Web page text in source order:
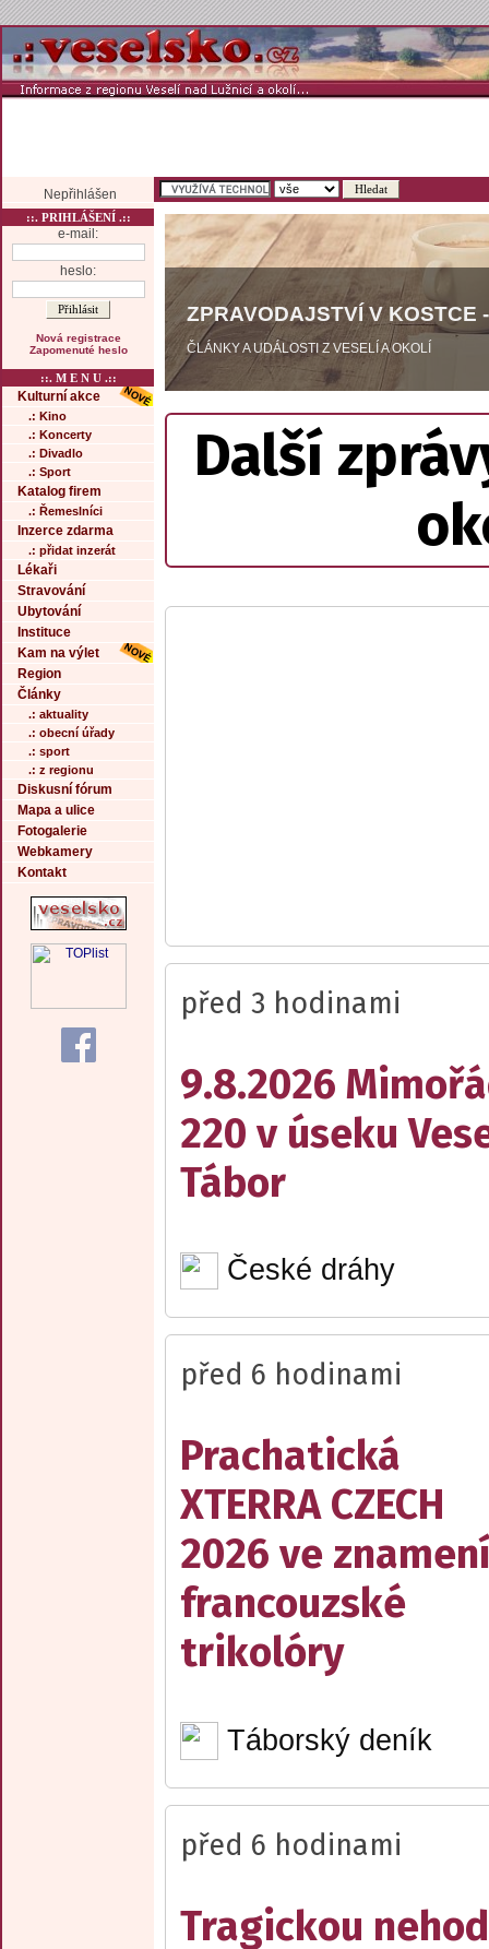
Nepřihlášen
::. PRIHLÁŠENÍ .::
e-mail:
heslo:
Nová registrace
Zapomenuté heslo
::. M E N U .::
Kulturní akce
.: Kino
.: Koncerty
.: Divadlo
.: Sport
Katalog firem
.: Řemeslníci
Inzerce zdarma
.: přidat inzerát
Lékaři
Stravování
Ubytování
Instituce
Kam na výlet
Region
Články
.: aktuality
.: obecní úřady
.: sport
.: z regionu
Diskusní fórum
Mapa a ulice
Fotogalerie
Webkamery
Kontakt
ZPRAVODAJSTVÍ V KOSTCE
ČLÁNKY A UDÁLOSTI Z VESELÍ A OKOLÍ
Další
před 3 hodinami
9.8.2026
220 v úseku
Tábor
České dráhy
před 6 hodinami
Prachatická
XTERRA CZECH
2026 ve znamení
francouzské
trikolóry
Táborský deník
před 6 hodinami
Tragickou